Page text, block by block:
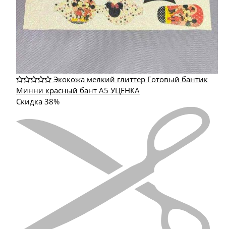
Экокожа мелкий глиттер Готовый бантик
Минни красный бант А5 УЦЕНКА
Скидка 38%